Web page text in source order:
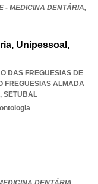
- MEDICINA DENTÁRIA,
Unipessoal,
DAS FREGUESIAS DE
FREGUESIAS ALMADA
, SETUBAL